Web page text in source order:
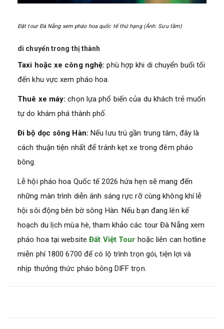
Đặt tour Đà Nẵng xem pháo hoa quốc tế thứ hạng (Ảnh: Sưu tầm)
di chuyển trong thị thành
Taxi hoặc xe công nghệ: phù hợp khi di chuyển buổi tối
đến khu vực xem pháo hoa.
Thuê xe máy: chọn lựa phổ biến của du khách trẻ muốn
tự do khám phá thành phố.
Đi bộ dọc sông Hàn: Nếu lưu trú gần trung tâm, đây là
cách thuận tiện nhất để tránh kẹt xe trong đêm pháo
bông.
Lễ hội pháo hoa Quốc tế 2026 hứa hẹn sẽ mang đến
những màn trình diễn ánh sáng rực rỡ cùng không khí lễ
hội sôi động bên bờ sông Hàn. Nếu bạn đang lên kế
hoạch du lịch mùa hè, tham khảo các tour Đà Nẵng xem
pháo hoa tại website Đất Việt Tour hoặc liên can hotline
miễn phí 1800 6700 để có lộ trình trọn gói, tiện lợi và
nhịp thưởng thức pháo bông DIFF trọn.